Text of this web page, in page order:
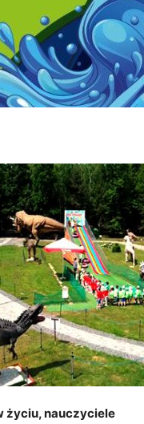
życiu, nauczyciele